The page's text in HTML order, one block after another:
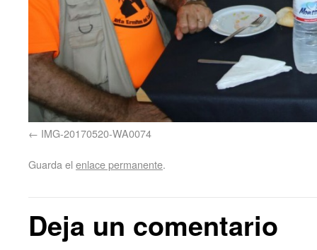
IMG-20170520-WA0074
Guarda el enlace permanente.
Deja un comentario